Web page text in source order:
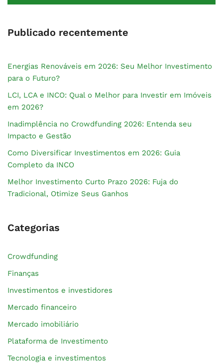
Publicado recentemente
Energias Renováveis em 2026: Seu Melhor Investimento
para o Futuro?
LCI, LCA e INCO: Qual o Melhor para Investir em Imóveis
em 2026?
Inadimplência no Crowdfunding 2026: Entenda seu
Impacto e Gestão
Como Diversificar Investimentos em 2026: Guia
Completo da INCO
Melhor Investimento Curto Prazo 2026: Fuja do
Tradicional, Otimize Seus Ganhos
Categorias
Crowdfunding
Finanças
Investimentos e investidores
Mercado financeiro
Mercado imobiliário
Plataforma de Investimento
Tecnologia e investimentos